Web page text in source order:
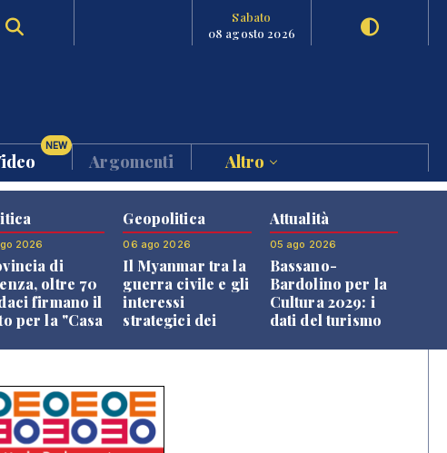
Sabato
08 agosto 2026
NEW
Argomenti Altro
2026
di
oltre 70
firmano il
per la "Casa
Geopolitica
06 ago 2026
Il Myanmar tra la
guerra civile e gli
interessi
strategici dei
Attualità
05 ago 2026
Bassano-
Bardolino per la
Cultura 2029: i
dati del turismo